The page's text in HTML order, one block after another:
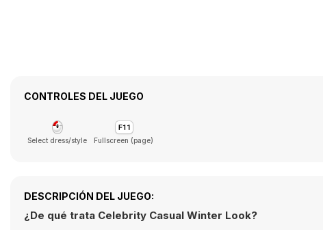
CONTROLES DEL JUEGO
Select dress/style Fullscreen (page)
DESCRIPCIÓN DEL JUEGO:
¿De qué trata Celebrity Casual Winter Look?